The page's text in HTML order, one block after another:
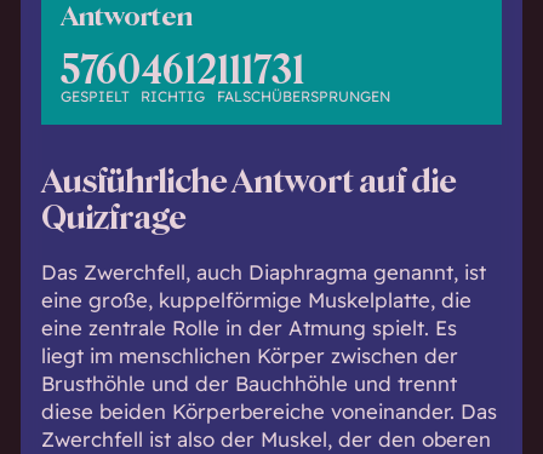
Antworten
5760
GESPIELT
4612
RICHTIG
1117
FALSCH
31
ÜBERSPRUNGEN
Ausführliche Antwort auf die
Quizfrage
Das Zwerchfell, auch Diaphragma genannt, ist
eine große, kuppelförmige Muskelplatte, die
eine zentrale Rolle in der Atmung spielt. Es
liegt im menschlichen Körper zwischen der
Brusthöhle und der Bauchhöhle und trennt
diese beiden Körperbereiche voneinander. Das
Zwerchfell ist also der Muskel, der den oberen